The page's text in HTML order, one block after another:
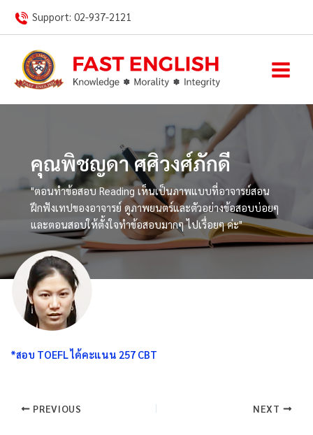
Support: 02-937-2121
คุณพิชญดา ศศิวงศ์ภักดี
"ตอนทำข้อสอบ Reading เห็นเป็นภาพแบบที่อาจารย์สอน
ฝึกฟังเทปของอาจารย์ ดูภาพยนตร์และตัวอย่างข้อสอบบ่อยๆ
และตอนสอบให้ตั้งใจทำข้อสอบมากๆ ไปเรื่อยๆ ค่ะ"
*สอบ TOEFL ได้คะแนน 257 CBT
PREVIOUS NEXT